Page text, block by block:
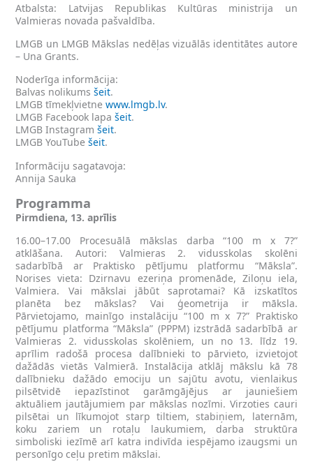
Atbalsta: Latvijas Republikas Kultūras ministrija un
Valmieras novada pašvaldība.
LMGB un LMGB Mākslas nedēļas vizuālās identitātes autore
– Una Grants.
Noderīga informācija:
Balvas nolikumsšeit.
LMGB tīmekļvietnewww.lmgb.lv.
LMGB Facebook lapašeit.
LMGB Instagramšeit.
LMGB YouTubešeit.
Informāciju sagatavoja:
Annija Sauka
Programma
Pirmdiena, 13. aprīlis
16.00–17.00 Procesuālā mākslas darba “100 m x 7?”
atklāšana. Autori: Valmieras 2. vidusskolas skolēni
sadarbībā ar Praktisko pētījumu platformu “Māksla”.
Norises vieta: Dzirnavu ezeriņa promenāde, Ziloņu iela,
Valmiera. Vai mākslai jābūt saprotamai? Kā izskatītos
planēta bez mākslas? Vai ģeometrija ir māksla.
Pārvietojamo, mainīgo instalāciju “100 m x 7?” Praktisko
pētījumu platforma “Māksla” (PPPM) izstrādā sadarbībā ar
Valmieras 2. vidusskolas skolēniem, un no 13. līdz 19.
aprīlim radošā procesa dalībnieki to pārvieto, izvietojot
dažādās vietās Valmierā. Instalācija atklāj mākslu kā 78
dalībnieku dažādo emociju un sajūtu avotu, vienlaikus
pilsētvidē iepazīstinot garāmgājējus ar jauniešiem
aktuāliem jautājumiem par mākslas nozīmi. Virzoties cauri
pilsētai un līkumojot starp tiltiem, stabiņiem, laternām,
koku zariem un rotaļu laukumiem, darba struktūra
simboliski iezīmē arī katra indivīda iespējamo izaugsmi un
personīgo ceļu pretim mākslai.